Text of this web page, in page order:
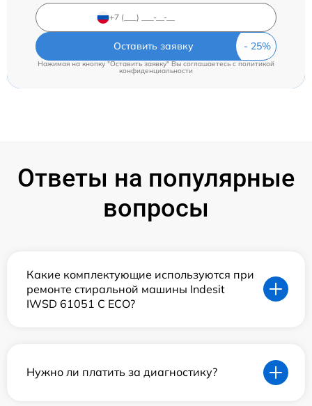
Оставить заявку
Нажимая на кнопку "Оставить заявку" Вы соглашаетесь cполитикой
конфиденциальности
Ответы на популярные
вопросы
Какие комплектующие используются при
ремонте стиральной машины Indesit
IWSD 61051 C ECO?
Нужно ли платить за диагностику?